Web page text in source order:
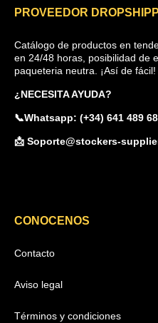
PROVEEDOR
Catálogo de productos en
en 24/48 horas, posibilidad de
paqueteria neutra. ¡Así de fácil!
¿NECESITA AYUDA?
📞Whatsapp: (+34) 641 489
📩 Soporte@stockers-
CONOCENOS
Contacto
Aviso legal
Términos y condiciones